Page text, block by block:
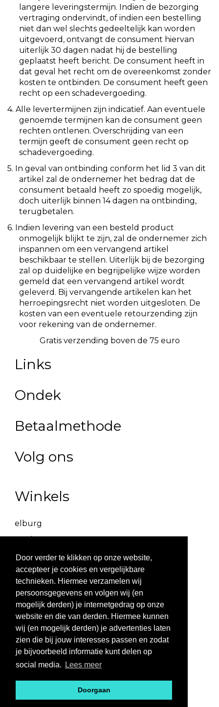
Door verder te klikken op onze website,
accepteer je cookies en vergelijkbare
technieken. Hiermee verzamelen wij
persoonsgegevens en volgen wij (en
mogelijk derden) je internetgedrag op onze
website en die van derden. Hiermee kunnen
wij (en mogelijk derden) je advertenties laten
zien die bij jouw interesses passen en zodat
je bijvoorbeeld informatie kunt delen op
social media.
Lees meer
Doorgaan
langere leveringstermijn. Indien de bezorging
vertraging ondervindt, of indien een bestelling
niet dan wel slechts gedeeltelijk kan worden
uitgevoerd, ontvangt de consument hiervan
uiterlijk 30 dagen nadat hij de bestelling
geplaatst heeft bericht. De consument heeft in
dat geval het recht om de overeenkomst zonder
kosten te ontbinden. De consument heeft geen
recht op een schadevergoeding.
4. Alle levertermijnen zijn indicatief. Aan eventuele
genoemde termijnen kan de consument geen
rechten ontlenen. Overschrijding van een
termijn geeft de consument geen recht op
schadevergoeding.
5. In geval van ontbinding conform het lid 3 van dit
artikel zal de ondernemer het bedrag dat de
consument betaald heeft zo spoedig mogelijk,
doch uiterlijk binnen 14 dagen na ontbinding,
terugbetalen.
6. Indien levering van een besteld product
onmogelijk blijkt te zijn, zal de ondernemer zich
inspannen om een vervangend artikel
beschikbaar te stellen. Uiterlijk bij de bezorging
zal op duidelijke en begrijpelijke wijze worden
gemeld dat een vervangend artikel wordt
geleverd. Bij vervangende artikelen kan het
herroepingsrecht niet worden uitgesloten. De
kosten van een eventuele retourzending zijn
voor rekening van de ondernemer.
Gratis afhalen in de winkel
Links
Ondek
Betaalmethode
Volg ons
Winkels
elburg
Beekstraat 43,
085 8770518
burgum
Schoolstraat 2,
9251 EC Burgum
0511 469 260
zuidhorn
Hoofdstraat 10,
9801 BX Zuidhorn
0594 769 010